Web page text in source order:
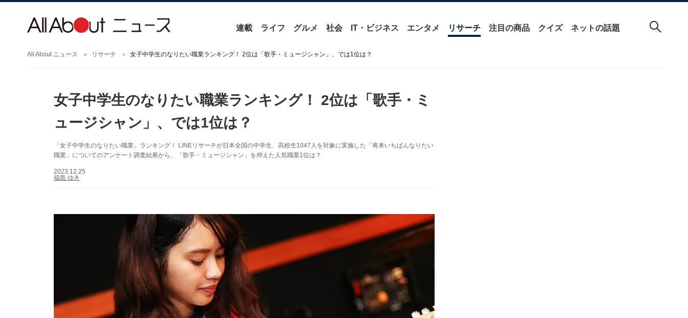
連載 ライフ グルメ 社会 IT・ビジネス エンタメ リサーチ 注目の商品 クイズ ネットの話題
All About ニュース リサーチ 女子中学生のなりたい職業ランキング！ 2位は「歌手・ミュージシャン」、では1位は？
女子中学生のなりたい職業ランキング！ 2位は「歌手・ミ
ュージシャン」、では1位は？
「女子中学生のなりたい職業」ランキング！ LINEリサーチが日本全国の中学生、高校生1047人を対象に実施した「将来いちばんなりたい
職業」についてのアンケート調査結果から、「歌手・ミュージシャン」を抑えた人気職業1位は？
2023.12.25
福島 ゆき